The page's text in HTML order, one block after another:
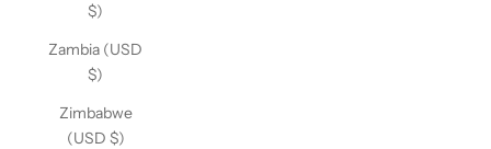
$)
Zambia (USD
$)
Zimbabwe
(USD $)